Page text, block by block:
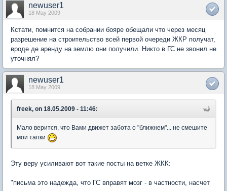
newuser1
18 May 2009
Кстати, помнится на собрании бояре обещали что через месяц
разрешение на строительство всей первой очереди ЖКР получат,
вроде де аренду на землю они получили. Никто в ГС не звонил не
уточнял?
newuser1
18 May 2009
freek, on 18.05.2009 - 11:46:
Мало верится, что Вами движет забота о "ближнем"... не смешите
мои тапки
Эту веру усиливают вот такие посты на ветке ЖКК:
"письма это надежда, что ГС вправят мозг - в частности, насчет